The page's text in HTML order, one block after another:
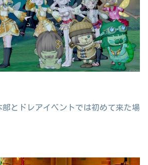
とドレアイベントでは初めて来た場